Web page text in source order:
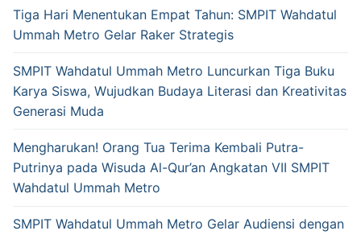
Tiga Hari Menentukan Empat Tahun: SMPIT Wahdatul
Ummah Metro Gelar Raker Strategis
SMPIT Wahdatul Ummah Metro Luncurkan Tiga Buku
Karya Siswa, Wujudkan Budaya Literasi dan Kreativitas
Generasi Muda
Mengharukan! Orang Tua Terima Kembali Putra-
Putrinya pada Wisuda Al-Qur’an Angkatan VII SMPIT
Wahdatul Ummah Metro
SMPIT Wahdatul Ummah Metro Gelar Audiensi dengan